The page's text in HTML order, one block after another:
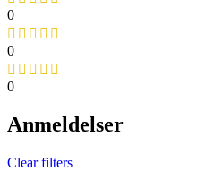
0
0
0
Anmeldelser
Clear filters